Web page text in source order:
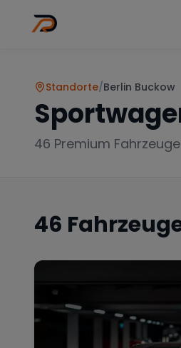
Standorte/Berlin Buckow
46 Premium
46